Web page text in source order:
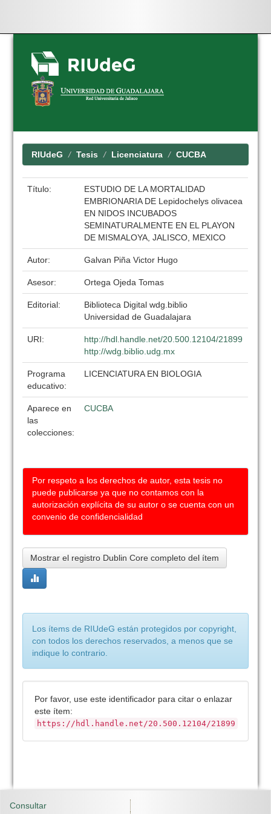
Skip
navigation
RIUdeG Tesis Licenciatura CUCBA
Título:
ESTUDIO DE LA MORTALIDAD
EMBRIONARIA DE Lepidochelys olivacea
EN NIDOS INCUBADOS
SEMINATURALMENTE EN EL PLAYON
DE MISMALOYA, JALISCO, MEXICO
Autor: Galvan Piña Victor Hugo
Asesor: Ortega Ojeda Tomas
Editorial:
Biblioteca Digital wdg.biblio
Universidad de Guadalajara
URI:
http://hdl.handle.net/20.500.12104/21899
http://wdg.biblio.udg.mx
Programa
educativo:
LICENCIATURA EN BIOLOGIA
Aparece en
las
colecciones:
CUCBA
Por respeto a los derechos de autor, esta tesis no
puede publicarse ya que no contamos con la
autorización explícita de su autor o se cuenta con un
convenio de confidencialidad
Mostrar el registro Dublin Core completo del ítem
Los ítems de RIUdeG están protegidos por copyright,
con todos los derechos reservados, a menos que se
indique lo contrario.
Por favor, use este identificador para citar o enlazar
este ítem:
https://hdl.handle.net/20.500.12104/21899
Consultar